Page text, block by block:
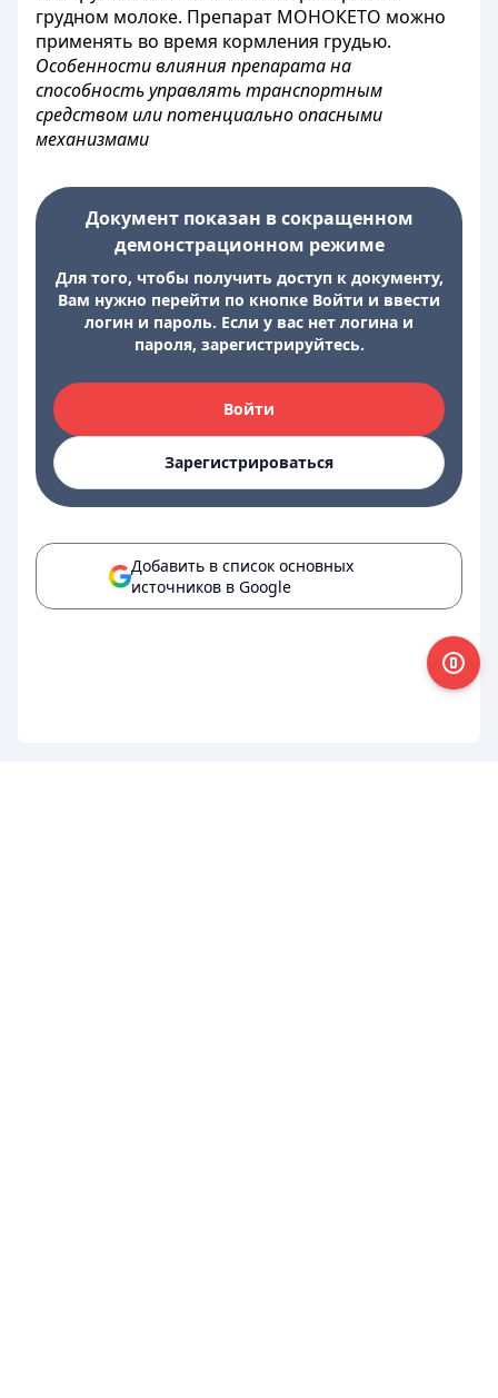
грудном молоке. Препарат МОНОКЕТО можно
применять во время кормления грудью.
Особенности влияния препарата на
способность управлять транспортным
средством или потенциально опасными
механизмами
Документ показан в сокращенном
демонстрационном режиме
Для того, чтобы получить доступ к документу,
Вам нужно перейти по кнопке Войти и ввести
логин и пароль. Если у вас нет логина и
пароля, зарегистрируйтесь.
Войти
Зарегистрироваться
Добавить в список основных
источников в Google